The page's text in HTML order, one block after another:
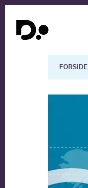
FORSIDE